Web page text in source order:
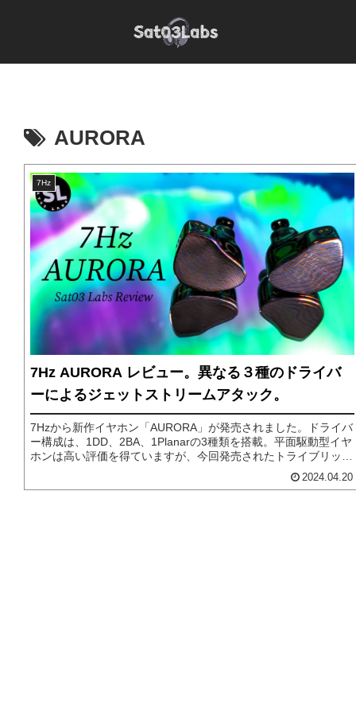
AURORA
7Hz
7Hz AURORA レビュー。異なる３種のドライバ
ーによるジェットストリームアタック。
7Hzから新作イヤホン「AURORA」が発売されました。ドライバ
ー構成は、1DD、2BA、1Planarの3種類を搭載。平面駆動型イヤ
ホンは高い評価を得ていますが、今回発売されたトライブリッド
型は、どのような音質になっているのか、詳しくレビューしてい
2024.04.20